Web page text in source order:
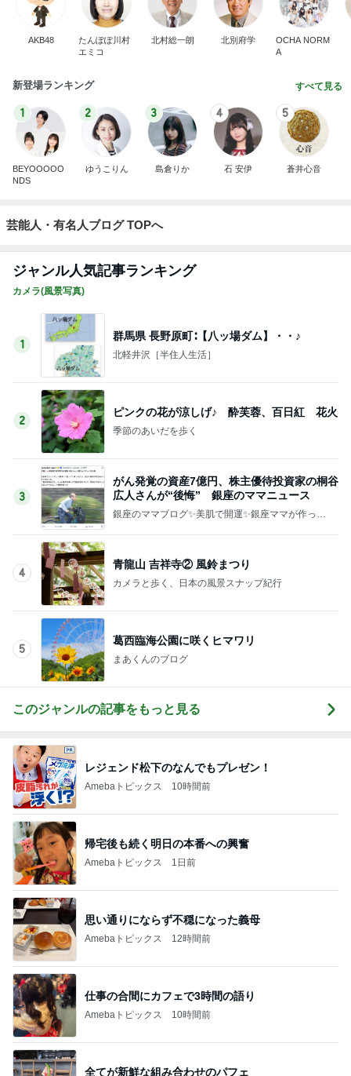
AKB48
たんぽぽ川村
エミコ
北村総一朗 北別府学
OCHA NORM
A
新登場ランキング すべて見る
1
BEYOOOOO
NDS
2
ゆうこりん
3
島倉りか
4
石 安伊
5
蒼井心音
芸能人・有名人ブログ TOPへ
ジャンル人気記事ランキング
カメラ(風景写真)
1
群馬県 長野原町∶【八ッ場ダム】・・♪
北軽井沢［半住人生活］
2
ピンクの花が涼しげ♪ 酔芙蓉、百日紅 花火
季節のあいだを歩く
3
がん発覚の資産7億円、株主優待投資家の桐谷
広人さんが“後悔” 銀座のママニュース
銀座のママブログ✨美肌で開運✨銀座ママが作った
4
青龍山 吉祥寺② 風鈴まつり
カメラと歩く、日本の風景スナップ紀行
5
葛西臨海公園に咲くヒマワリ
まあくんのブログ
このジャンルの記事をもっと見る
レジェンド松下のなんでもプレゼン！
Amebaトピックス 10時間前
帰宅後も続く明日の本番への興奮
Amebaトピックス 1日前
思い通りにならず不穏になった義母
Amebaトピックス 12時間前
仕事の合間にカフェで3時間の語り
Amebaトピックス 10時間前
全てが新鮮な組み合わせのパフェ